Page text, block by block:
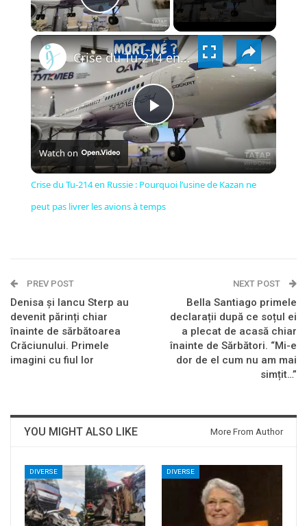
PLAY
VIDEO
×
PLAY
VIDEO
Crise du Tu-214 en Russie : Pourquoi l’usine de Kazan ne peut pas livrer les avions à temps
Watch on
Crise du Tu-214 en Russie : Pourquoi l’usine de Kazan ne
peut pas livrer les avions à temps
PREV POST
Denisa și Iancu Sterp au
devenit părinți chiar
înainte de sărbătoarea
Crăciunului. Primele
imagini cu fiul lor
NEXT POST
Bella Santiago primele
declarații după ce soțul ei
a plecat de acasă chiar
înainte de Sărbători. “Mi-e
dor de el cum nu am mai
simțit…”
YOU MIGHT ALSO LIKE More From Author
DIVERSE DIVERSE